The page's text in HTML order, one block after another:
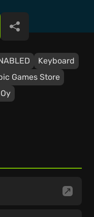
Keyboard
Games Store
공유